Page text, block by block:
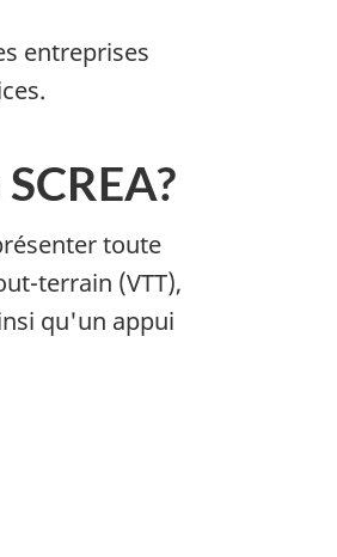
entreprises
toute
terrain (VTT),
qu'un appui